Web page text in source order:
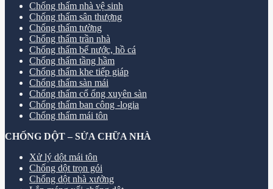
Chống thấm nhà vệ sinh
Chống thấm sân thượng
Chống thấm tường
Chống thấm trần nhà
Chống thấm bể nước, hồ cá
Chống thấm tầng hầm
Chống thấm khe tiếp giáp
Chống thấm sàn mái
Chống thấm cổ ống xuyên sàn
Chống thấm ban công -logia
Chống thấm mái tôn
CHỐNG DỘT – SỬA CHỮA NHÀ
Xử lý dột mái tôn
Chống dột trọn gói
Chống dột nhà xưởng